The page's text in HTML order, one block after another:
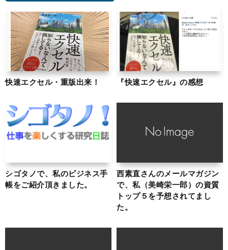
快速エクセル・重版出来！ 『快速エクセル』の感想
シゴタノで、私のビジネス手
帳をご紹介頂きました。
西素直さんのメールマガジン
で、私（美崎栄一郎）の資質
トップ５を予想されてまし
た。